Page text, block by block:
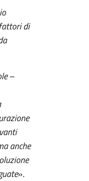
di
–
anche
».